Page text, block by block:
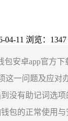
04-11 浏览：1347
包安卓app官方
这一问题及应对
没有助记词选
包的正常使用